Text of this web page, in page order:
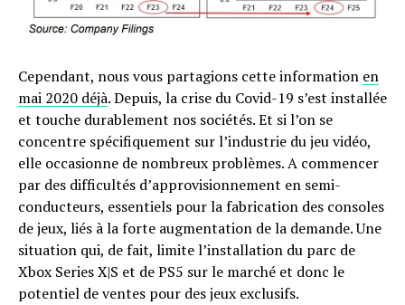
Cependant, nous vous partagions cette information en
mai 2020 déjà. Depuis, la crise du Covid-19 s’est installée
et touche durablement nos sociétés. Et si l’on se
concentre spécifiquement sur l’industrie du jeu vidéo,
elle occasionne de nombreux problèmes. A commencer
par des difficultés d’approvisionnement en semi-
conducteurs, essentiels pour la fabrication des consoles
de jeux, liés à la forte augmentation de la demande. Une
situation qui, de fait, limite l’installation du parc de
Xbox Series X|S et de PS5 sur le marché et donc le
potentiel de ventes pour des jeux exclusifs.